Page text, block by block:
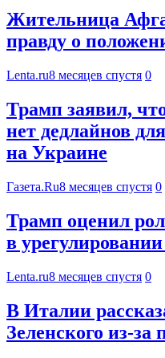
Жительница
правду о
Lenta.ru8 месяцев спустя 0
Трамп заявил,
нет дедлайнов
на Украине
Газета.Ru8 месяцев спустя 0
Трамп оценил
в
Lenta.ru8 месяцев спустя 0
В Италии
Зеленского из-